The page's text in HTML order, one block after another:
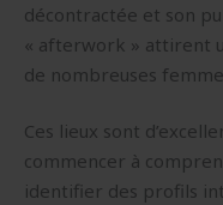
décontractée et son
« afterwork » attirent
de nombreuses
Ces lieux sont
commencer à
identifier des profils